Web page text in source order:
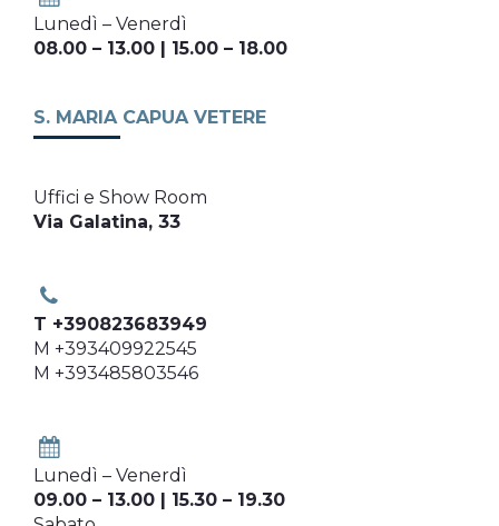
Lunedì – Venerdì
08.00 – 13.00 | 15.00 – 18.00
S. MARIA CAPUA VETERE
Uffici e Show Room
Via Galatina, 33
T +390823683949
M +393409922545
M +393485803546
Lunedì – Venerdì
09.00 – 13.00 | 15.30 – 19.30